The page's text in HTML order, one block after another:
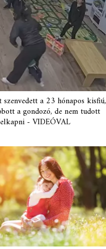
szenvedett a 23 hónapos kisfiú,
a gondozó, de nem tudott
elkapni - VIDEÓVAL